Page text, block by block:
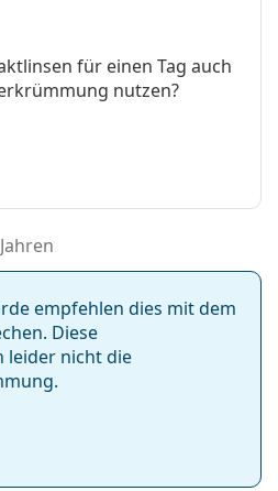
für einen Tag auch
nutzen?
empfehlen dies mit dem
Diese
leider nicht die